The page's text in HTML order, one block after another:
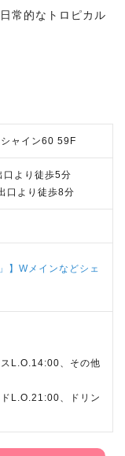
常的なトロピカル
ャイン60 59F
口より徒歩5分
口より徒歩8分
】Wメインなどシェ
、その他
L.O.21:00、ドリン